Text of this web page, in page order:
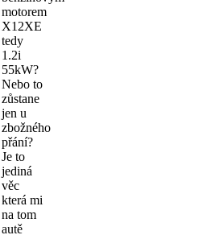
motorem
X12XE
tedy
1.2i
55kW?
Nebo to
zůstane
jen u
zbožného
přání?
Je to
jediná
věc
která mi
na tom
autě